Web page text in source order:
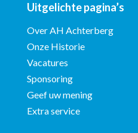
Uitgelichte pagina’s
Over AH Achterberg
Onze Historie
Vacatures
Sponsoring
Geef uw mening
Extra service